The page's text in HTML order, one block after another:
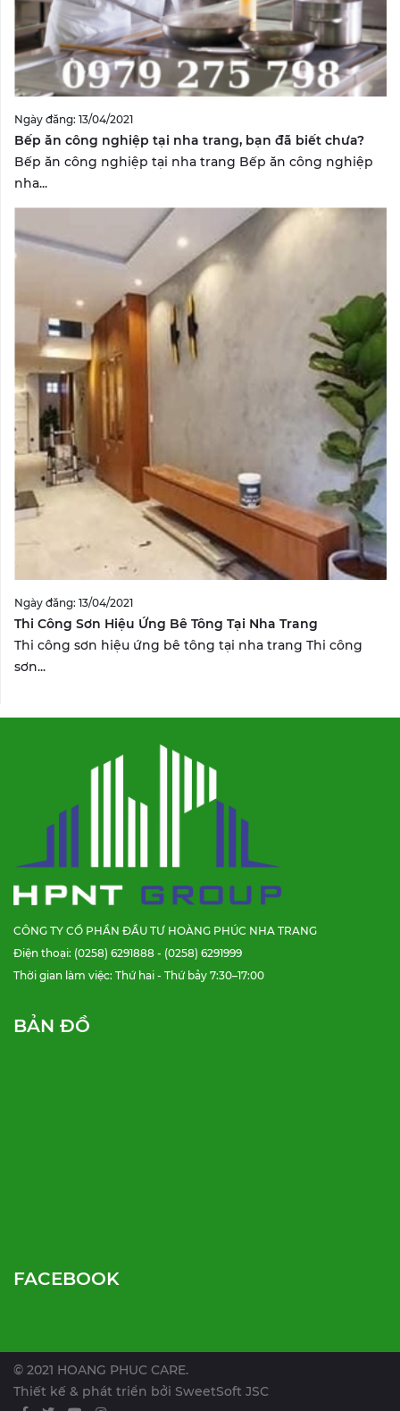
Ngày đăng: 13/04/2021
Bếp ăn công nghiệp tại nha trang, bạn đã biết chưa?
Bếp ăn công nghiệp tại nha trang Bếp ăn công nghiệp
nha...
Ngày đăng: 13/04/2021
Thi Công Sơn Hiệu Ứng Bê Tông Tại Nha Trang
Thi công sơn hiệu ứng bê tông tại nha trang Thi công
sơn...
CÔNG TY CỔ PHẦN ĐẦU TƯ HOÀNG PHÚC NHA TRANG
Điện thoại: (0258) 6291888 - (0258) 6291999
Thời gian làm việc: Thứ hai - Thứ bảy 7:30–17:00
BẢN ĐỒ
FACEBOOK
© 2021 HOANG PHUC CARE.
Thiết kế & phát triển bởi SweetSoft JSC